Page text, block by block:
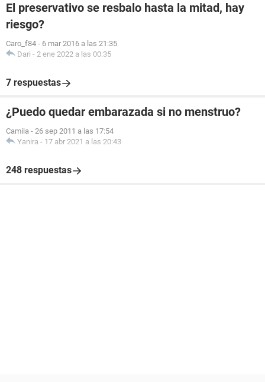
El preservativo se resbalo hasta la mitad, hay
riesgo?
Caro_f84 - 6 mar 2016 a las 21:35
Dari - 2 ene 2022 a las 00:35
7 respuestas
¿Puedo quedar embarazada si no menstruo?
Camila - 26 sep 2011 a las 17:54
Yanira - 17 abr 2021 a las 20:43
248 respuestas